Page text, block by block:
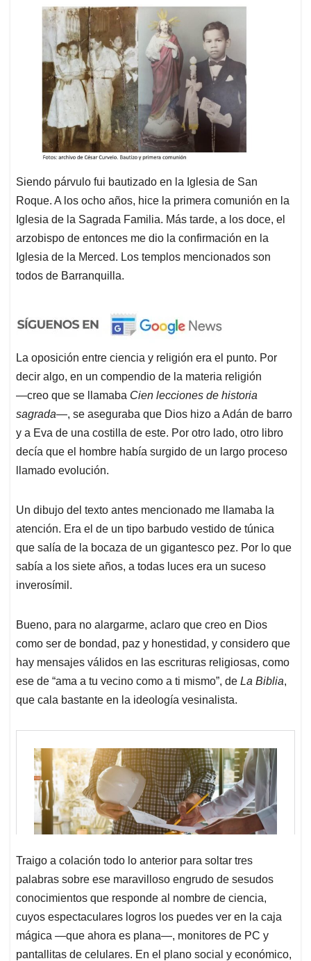
Siendo párvulo fui bautizado en la Iglesia de San
Roque. A los ocho años, hice la primera comunión en la
Iglesia de la Sagrada Familia. Más tarde, a los doce, el
arzobispo de entonces me dio la confirmación en la
Iglesia de la Merced. Los templos mencionados son
todos de Barranquilla.
La oposición entre ciencia y religión era el punto. Por
decir algo, en un compendio de la materia religión
―creo que se llamaba Cien lecciones de historia
sagrada―, se aseguraba que Dios hizo a Adán de barro
y a Eva de una costilla de este. Por otro lado, otro libro
decía que el hombre había surgido de un largo proceso
llamado evolución.
Un dibujo del texto antes mencionado me llamaba la
atención. Era el de un tipo barbudo vestido de túnica
que salía de la bocaza de un gigantesco pez. Por lo que
sabía a los siete años, a todas luces era un suceso
inverosímil.
Bueno, para no alargarme, aclaro que creo en Dios
como ser de bondad, paz y honestidad, y considero que
hay mensajes válidos en las escrituras religiosas, como
ese de “ama a tu vecino como a ti mismo”, de La Biblia,
que cala bastante en la ideología vesinalista.
Traigo a colación todo lo anterior para soltar tres
palabras sobre ese maravilloso engrudo de sesudos
conocimientos que responde al nombre de ciencia,
cuyos espectaculares logros los puedes ver en la caja
mágica ―que ahora es plana―, monitores de PC y
pantallitas de celulares. En el plano social y económico,